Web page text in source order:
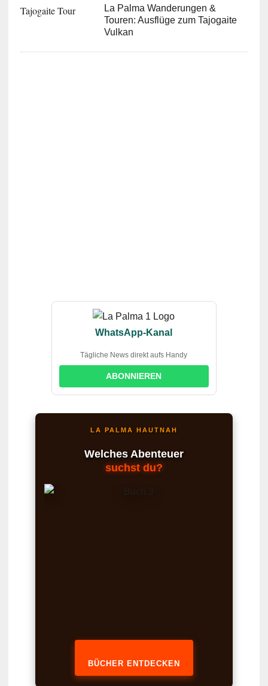
La Palma Wanderungen &
Touren: Ausflüge zum Tajogaite
Vulkan
WhatsApp-Kanal
Tägliche News direkt aufs Handy
ABONNIEREN
LA PALMA HAUTNAH
Welches Abenteuer
suchst du?
BÜCHER ENTDECKEN